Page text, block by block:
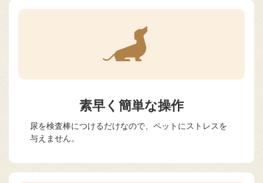
素早く簡単な操作
尿を検査棒につけるだけなので、ペットにストレスを
与えません。